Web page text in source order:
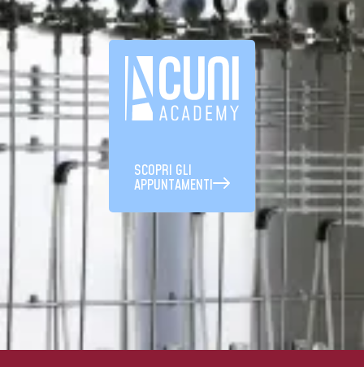
SCOPRI GLI
APPUNTAMENTI